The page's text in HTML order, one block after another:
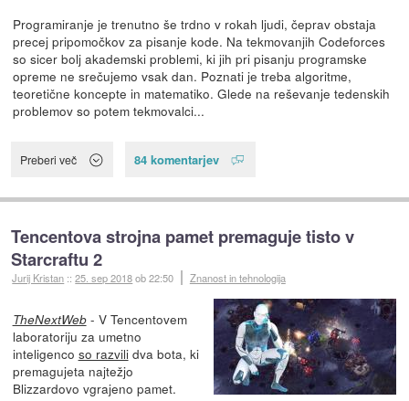
Programiranje je trenutno še trdno v rokah ljudi, čeprav obstaja
precej pripomočkov za pisanje kode. Na tekmovanjih Codeforces
so sicer bolj akademski problemi, ki jih pri pisanju programske
opreme ne srečujemo vsak dan. Poznati je treba algoritme,
teoretične koncepte in matematiko. Glede na reševanje tedenskih
problemov so potem tekmovalci...
Preberi več 84 komentarjev
Tencentova strojna pamet premaguje tisto v
Starcraftu 2
Jurij Kristan ::25. sep 2018ob 22:50 Znanost in tehnologija
TheNextWeb- V Tencentovem
laboratoriju za umetno
inteligenco so razvilidva bota, ki
premagujeta najtežjo
Blizzardovo vgrajeno pamet.